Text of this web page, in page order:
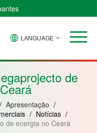
Guiné
Moçambique
LANGUAGE
de
/ Apresentação /
/ Notícias /
de energia no Ceará